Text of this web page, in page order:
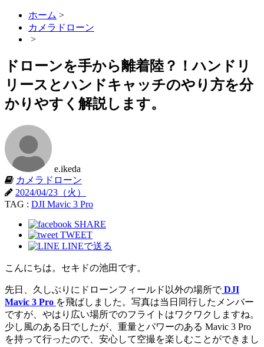
ホーム >
カメラドローン
>
ドローンを手から離着陸？！ハンドリ
リースとハンドキャッチのやり方を分
かりやすく解説します。
e.ikeda
カメラドローン
2024/04/23（火）
TAG : DJI Mavic 3 Pro
SHARE
TWEET
LINEで送る
こんにちは。セキドの池田です。
先日、久しぶりにドローンフィールド以外の場所でDJI
Mavic 3 Pro を飛ばしました。写真は当日同行したメンバー
ですが、やはり広い場所でのフライトはワクワクしますね。
少し風のある日でしたが、重量とパワーのある Mavic 3 Pro
を持って行ったので、安心して空撮を楽しむことができまし